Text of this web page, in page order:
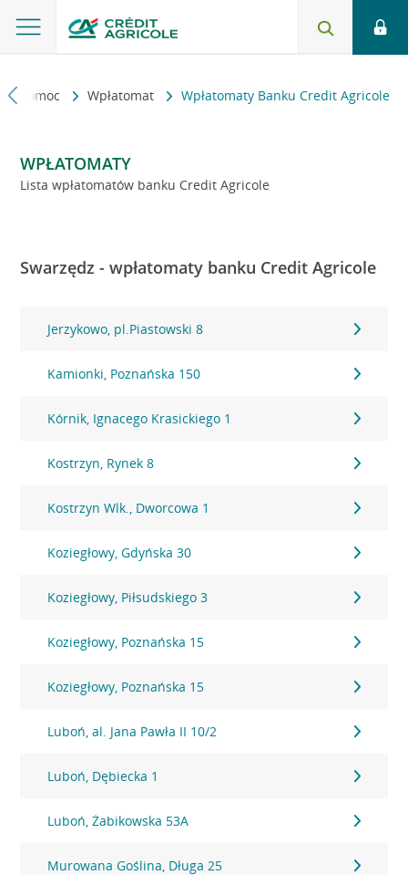
i pomoc Wpłatomat Wpłatomaty Banku Credit Agricole
WPŁATOMATY
Lista wpłatomatów banku Credit Agricole
Swarzędz - wpłatomaty banku Credit Agricole
Jerzykowo, pl.Piastowski 8
Kamionki, Poznańska 150
Kórnik, Ignacego Krasickiego 1
Kostrzyn, Rynek 8
Kostrzyn Wlk., Dworcowa 1
Koziegłowy, Gdyńska 30
Koziegłowy, Piłsudskiego 3
Koziegłowy, Poznańska 15
Koziegłowy, Poznańska 15
Luboń, al. Jana Pawła II 10/2
Luboń, Dębiecka 1
Luboń, Żabikowska 53A
Murowana Goślina, Długa 25